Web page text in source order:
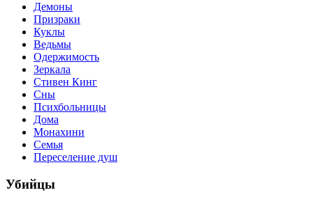
Демоны
Призраки
Куклы
Ведьмы
Одержимость
Зеркала
Стивен Кинг
Сны
Психбольницы
Дома
Монахини
Семья
Переселение душ
Убийцы